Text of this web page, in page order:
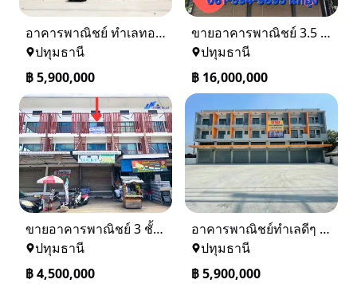
อาคารพาณิชย์ ทำเลทอง หน้าติดถนน ด้านหลังชมวิวแม่น้ำเจ้าพระยา
ปทุมธานี
฿5,900,000
ขายอาคารพาณิชย์ 3.5 ชั้น เดอะเทรด รังสิต–คลอง 2 ติดถนน
ปทุมธานี
฿ 16,000,000
ขายอาคารพาณิชย์ 3 ชั้น ทำเลทองในตลาดคลองสี่เมืองใหม่ คลองหลวง ปทุมธานี
ปทุมธานี
฿4,500,000
อาคารพาณิชย์ทำเลดีๆ หน้าติดถนน ด้านหลังแม่น้ำเจ้าพระยา
ปทุมธานี
฿5,900,000